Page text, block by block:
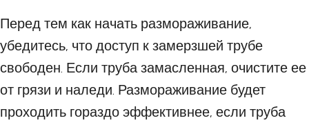
Перед тем как начать размораживание,
убедитесь, что доступ к замерзшей трубе
свободен. Если труба замасленная, очистите ее
от грязи и наледи. Размораживание будет
проходить гораздо эффективнее, если труба